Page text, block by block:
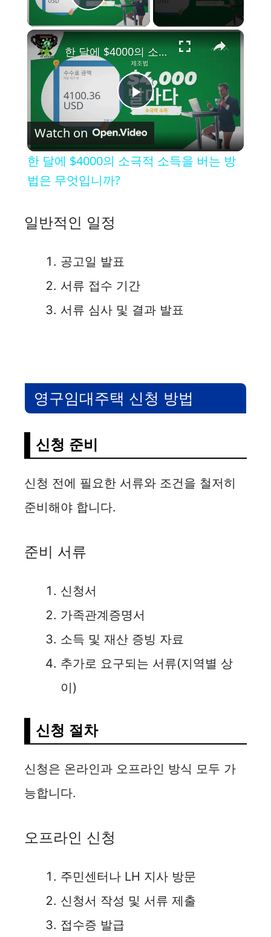
Play Video
×
P
l
i
o
한 달에 $4000의 소극적 소득을 버는 방법은 무엇입니까?
Watch on
한 달에 $4000의 소극적 소득을 버는 방
법은 무엇입니까?
일반적인 일정
공고일 발표
서류 접수 기간
서류 심사 및 결과 발표
영구임대주택 신청 방법
신청 준비
신청 전에 필요한 서류와 조건을 철저히
준비해야 합니다.
준비 서류
신청서
가족관계증명서
소득 및 재산 증빙 자료
추가로 요구되는 서류(지역별 상
이)
신청 절차
신청은 온라인과 오프라인 방식 모두 가
능합니다.
오프라인 신청
주민센터나 LH 지사 방문
신청서 작성 및 서류 제출
접수증 발급